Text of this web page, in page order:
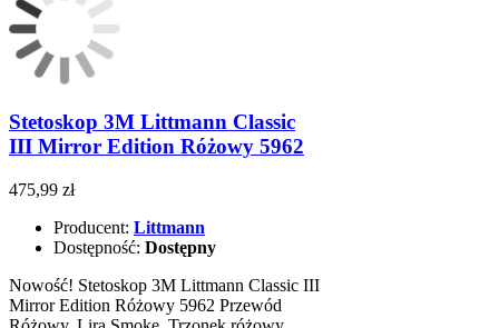
Stetoskop 3M Littmann Classic
III Mirror Edition Różowy 5962
475,99 zł
Producent: Littmann
Dostępność: Dostępny
Nowość! Stetoskop 3M Littmann Classic III
Mirror Edition Różowy 5962 Przewód